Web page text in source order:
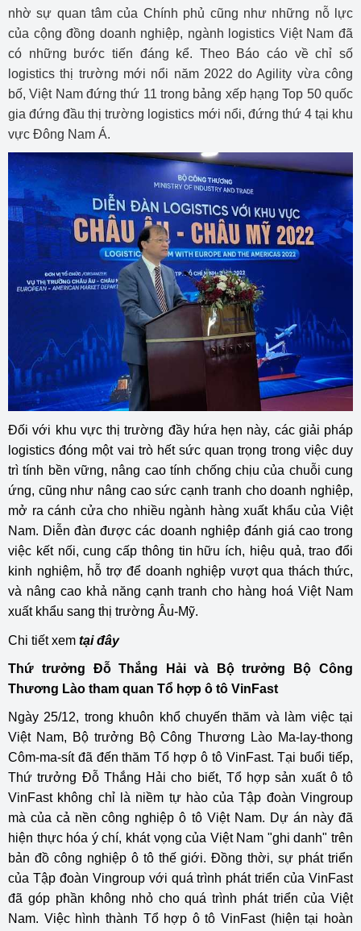
nhờ sự quan tâm của Chính phủ cũng như những nỗ lực
của cộng đồng doanh nghiệp, ngành logistics Việt Nam đã
có những bước tiến đáng kể. Theo Báo cáo về chỉ số
logistics thị trường mới nổi năm 2022 do Agility vừa công
bố, Việt Nam đứng thứ 11 trong bảng xếp hạng Top 50 quốc
gia đứng đầu thị trường logistics mới nổi, đứng thứ 4 tại khu
vực Đông Nam Á.
Đối với khu vực thị trường đầy hứa hẹn này, các giải pháp
logistics đóng một vai trò hết sức quan trọng trong việc duy
trì tính bền vững, nâng cao tính chống chịu của chuỗi cung
ứng, cũng như nâng cao sức cạnh tranh cho doanh nghiệp,
mở ra cánh cửa cho nhiều ngành hàng xuất khẩu của Việt
Nam. Diễn đàn được các doanh nghiệp đánh giá cao trong
việc kết nối, cung cấp thông tin hữu ích, hiệu quả, trao đổi
kinh nghiệm, hỗ trợ để doanh nghiệp vượt qua thách thức,
và nâng cao khả năng cạnh tranh cho hàng hoá Việt Nam
xuất khẩu sang thị trường Âu-Mỹ.
Chi tiết xem tại đây
Thứ trưởng Đỗ Thắng Hải và Bộ trưởng Bộ Công
Thương Lào tham quan Tổ hợp ô tô VinFast
Ngày 25/12, trong khuôn khổ chuyến thăm và làm việc tại
Việt Nam, Bộ trưởng Bộ Công Thương Lào Ma-lay-thong
Côm-ma-sít đã đến thăm Tổ hợp ô tô VinFast. Tại buổi tiếp,
Thứ trưởng Đỗ Thắng Hải cho biết, Tổ hợp sản xuất ô tô
VinFast không chỉ là niềm tự hào của Tập đoàn Vingroup
mà của cả nền công nghiệp ô tô Việt Nam. Dự án này đã
hiện thực hóa ý chí, khát vọng của Việt Nam "ghi danh" trên
bản đồ công nghiệp ô tô thế giới. Đồng thời, sự phát triển
của Tập đoàn Vingroup với quá trình phát triển của VinFast
đã góp phần không nhỏ cho quá trình phát triển của Việt
Nam. Việc hình thành Tổ hợp ô tô VinFast (hiện tại hoàn